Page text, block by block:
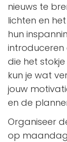
nieuws te
lichten en
hun
die het
kun je wat
jouw
en de
Organiseer
op